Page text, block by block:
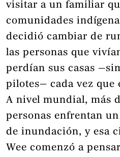
visitar a un familiar
comunidades
decidió cambiar de
las personas que
perdían sus casas
pilotes— cada vez que
A nivel mundial, más
personas enfrentan
de inundación, y esa
Wee comenzó a